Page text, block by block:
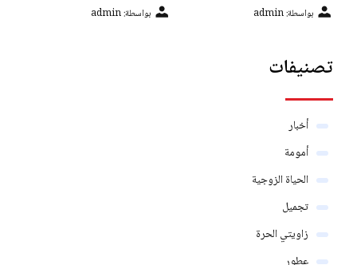
بواسطة: admin
بواسطة: admin
تصنيفات
أخبار
أمومة
الحياة الزوجية
تجميل
زاويتي الحرة